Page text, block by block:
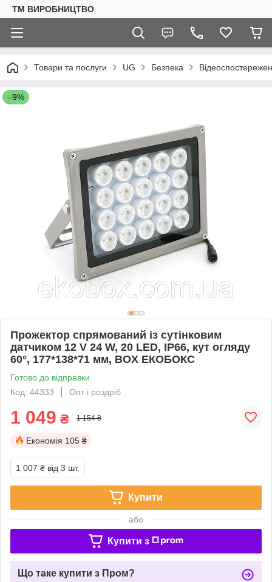
ТМ ВИРОБНИЦТВО
Товари та послуги UG Безпека
–9%
Прожектор спрямований із сутінковим
датчиком 12 V 24 W, 20 LED, IP66, кут огляду
60°, 177*138*71 мм, BOX ЕКОБОКС
Готово до відправки
Код: 44333
Опт і роздріб
1 049 ₴ 1 154 ₴
Економія 105 ₴
1 007 ₴ від 3 шт.
Купити
або
Купити з
Що таке купити з Пром?